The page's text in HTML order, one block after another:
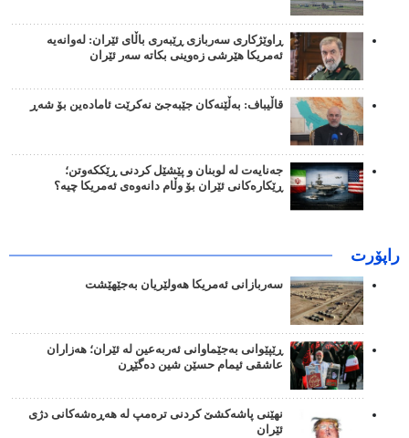
ڕاوێژکاری سەربازی ڕێبەری باڵای ئێران: لەوانەیە
ئەمریکا هێرشی زەوینی بکاتە سەر ئێران
قاڵیباف: بەڵێنەکان جێبەجێ نەکرێت ئامادەین بۆ شەڕ
جەنایەت لە لوبنان و پێشێل کردنی ڕێککەوتن؛
ڕێکارەکانی ئێران بۆ وڵام دانەوەی ئەمریکا چیە؟
راپۆرت
سەربازانی ئەمریکا هەولێریان بەجێهێشت
ڕێپێوانی بەجێماوانی ئەربەعین لە ئێران؛ هەزاران
عاشقی ئیمام حسێن شین دەگێڕن
نهێنی پاشەکشێ کردنی ترەمپ لە هەڕەشەکانی دژی
ئێران